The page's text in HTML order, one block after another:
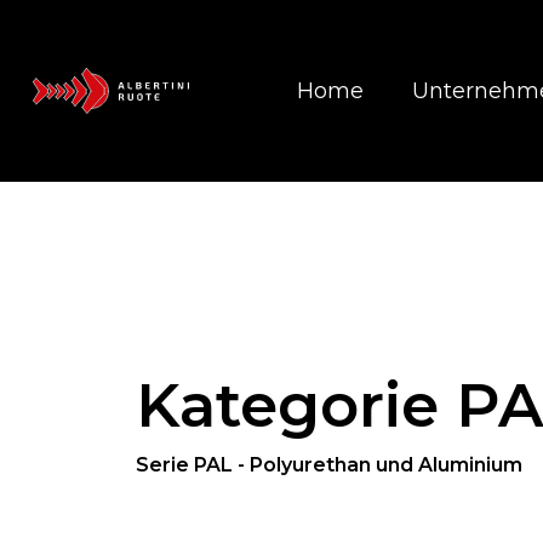
Home
Kategorie
Serie PAL - Polyurethan und Aluminium